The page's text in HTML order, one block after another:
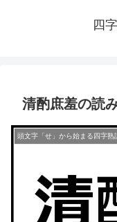
四
清酌庶羞の読
頭文字「せ」から始まる四字熟